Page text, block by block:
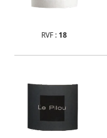
RVF : 18